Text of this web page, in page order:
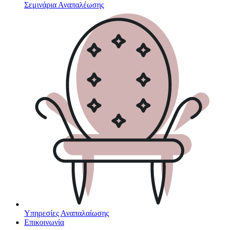
Σεμινάρια Αναπαλέωσης
Υπηρεσίες Αναπαλαίωσης
Επικοινωνία